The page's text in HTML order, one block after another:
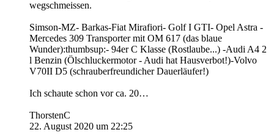
wegschmeissen.
Simson-MZ- Barkas-Fiat Mirafiori- Golf I GTI- Opel Astra -
Mercedes 309 Transporter mit OM 617 (das blaue
Wunder):thumbsup:- 94er C Klasse (Rostlaube...) -Audi A4 2
l Benzin (Ölschluckermotor - Audi hat Hausverbot!)-Volvo
V70II D5 (schrauberfreundicher Dauerläufer!)
Ich schaute schon vor ca. 20…
ThorstenC
22. August 2020 um 22:25